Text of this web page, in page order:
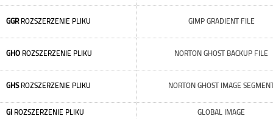
GGRROZSZERZENIE PLIKU GIMP GRADIENT FILE
GHO ROZSZERZENIE PLIKU NORTON GHOST BACKUP FILE
GHSROZSZERZENIE PLIKU NORTON GHOST IMAGE
GI ROZSZERZENIE PLIKU GLOBAL IMAGE